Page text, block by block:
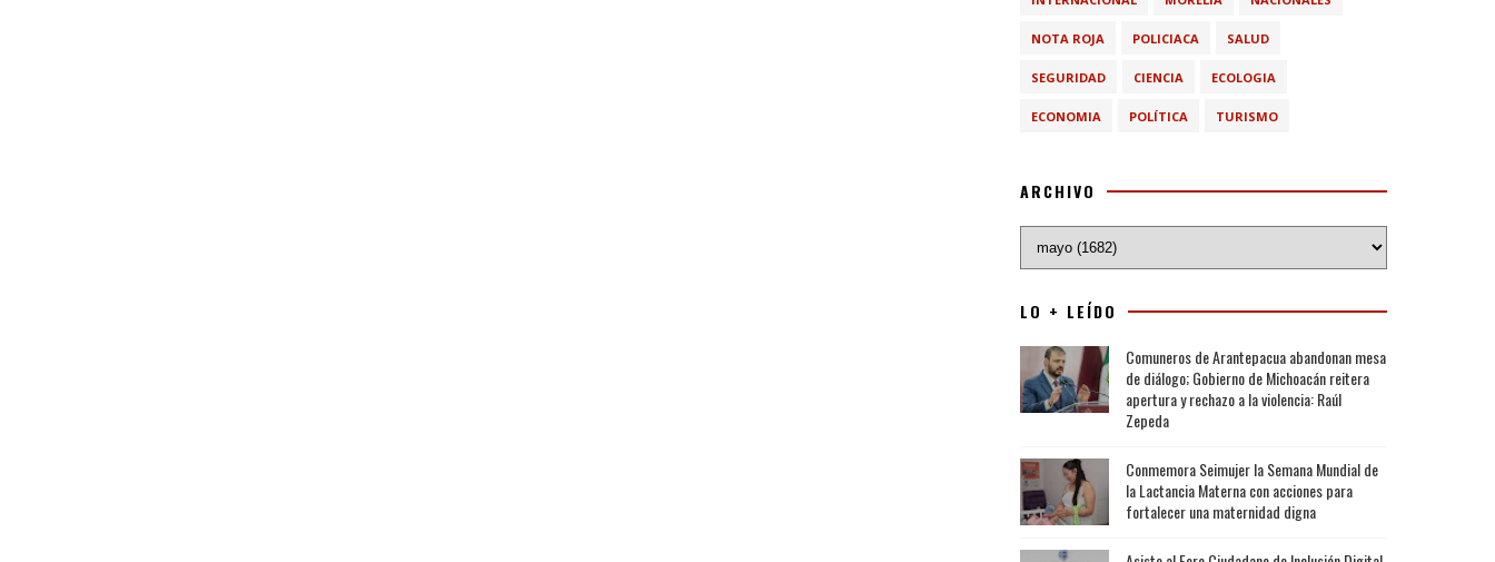
NOTA ROJA POLICIACA SALUD
SEGURIDAD CIENCIA ECOLOGIA
ECONOMIA POLÍTICA TURISMO
ARCHIVO
LO + LEÍDO
Comuneros de Arantepacua abandonan mesa
de diálogo; Gobierno de Michoacán reitera
apertura y rechazo a la violencia: Raúl
Zepeda
Conmemora Seimujer la Semana Mundial de
la Lactancia Materna con acciones para
fortalecer una maternidad digna